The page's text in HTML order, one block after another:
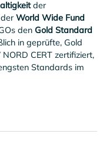
der
World Wide Fund
den Gold Standard
in geprüfte, Gold
CERT zertifiziert,
Standards im